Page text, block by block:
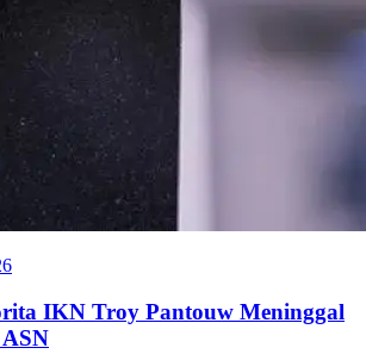
IKN Troy Pantouw Meninggal